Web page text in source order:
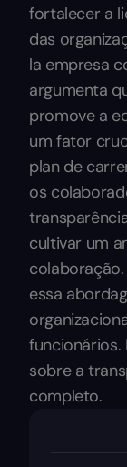
fortalecer a
das
la empresa
argumenta
promove a
um fator
plan de
os
cultivar um
essa
funcionários.
sobre a
completo.